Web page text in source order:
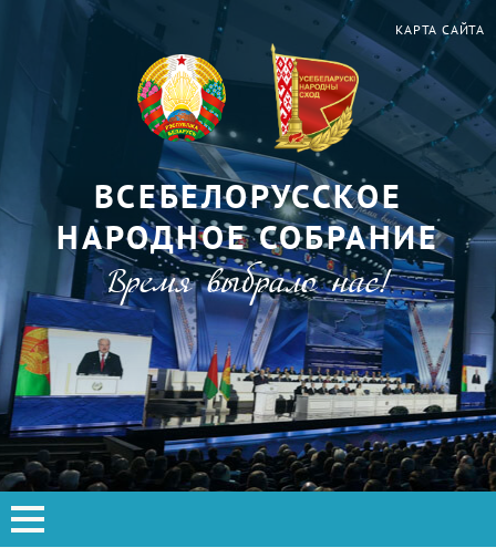
КАРТА САЙТА
ВСЕБЕЛОРУССКОЕ
НАРОДНОЕ СОБРАНИЕ
Время выбрало нас!